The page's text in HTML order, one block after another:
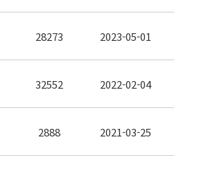
28273 2023-05-01
32552 2022-02-04
2888 2021-03-25